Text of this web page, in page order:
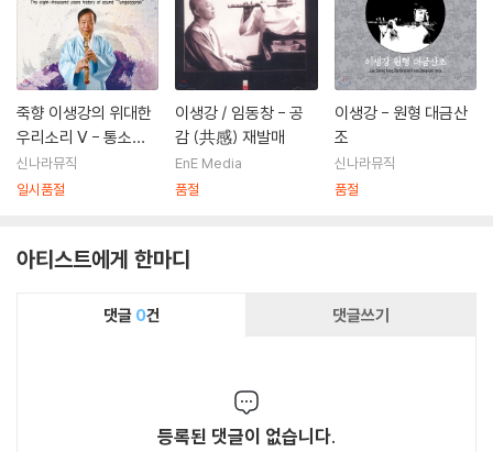
죽향 이생강의 위대한
우리소리 V - 통소가
락
신나라뮤직
일시품절
이생강 / 임동창 - 공
감 (共感) 재발매
EnE Media
품절
이생강 - 원형 대금산
조
신나라뮤직
품절
아티스트에게 한마디
댓글 0건 댓글쓰기
등록된 댓글이 없습니다.